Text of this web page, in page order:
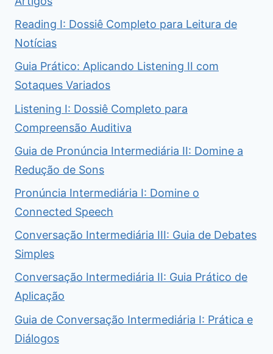
Reading I: Dossiê Completo para Leitura de
Notícias
Guia Prático: Aplicando Listening II com
Sotaques Variados
Listening I: Dossiê Completo para
Compreensão Auditiva
Guia de Pronúncia Intermediária II: Domine a
Redução de Sons
Pronúncia Intermediária I: Domine o
Connected Speech
Conversação Intermediária III: Guia de Debates
Simples
Conversação Intermediária II: Guia Prático de
Aplicação
Guia de Conversação Intermediária I: Prática e
Diálogos